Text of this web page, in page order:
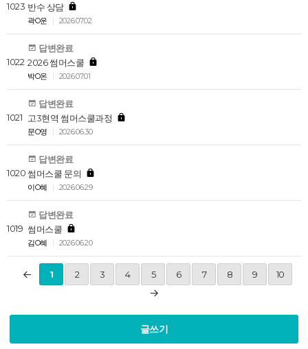
1023 반수 상담
곽O운 2026.07.02
1022
답변완료
2026 썸머스쿨
박O온 2026.07.01
1021
답변완료
고3현역 썸머스쿨과정
문O영 2026.06.30
1020
답변완료
썸머스쿨 문의
이O혜 2026.06.29
1019
답변완료
썸머스쿨
김O혜 2026.06.20
1 2 3 4 5 6 7 8 9 10
글쓰기